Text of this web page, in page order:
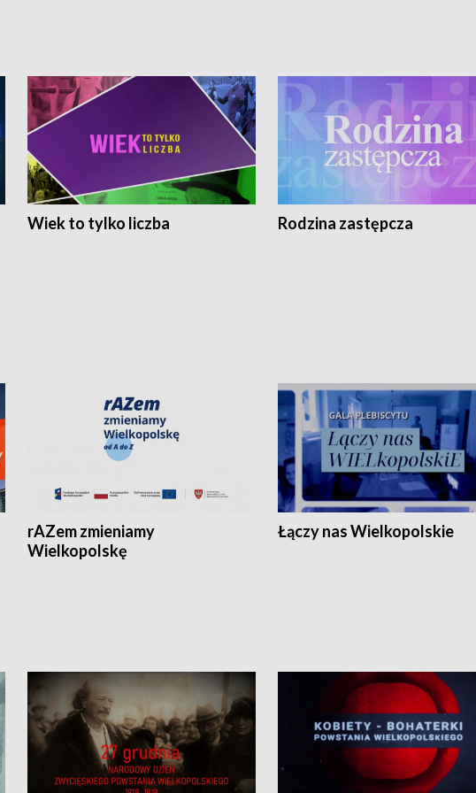
Wiek to tylko liczba Rodzina zastępcza
rAZem zmieniamy
Wielkopolskę
Łączy nas Wielkopolskie